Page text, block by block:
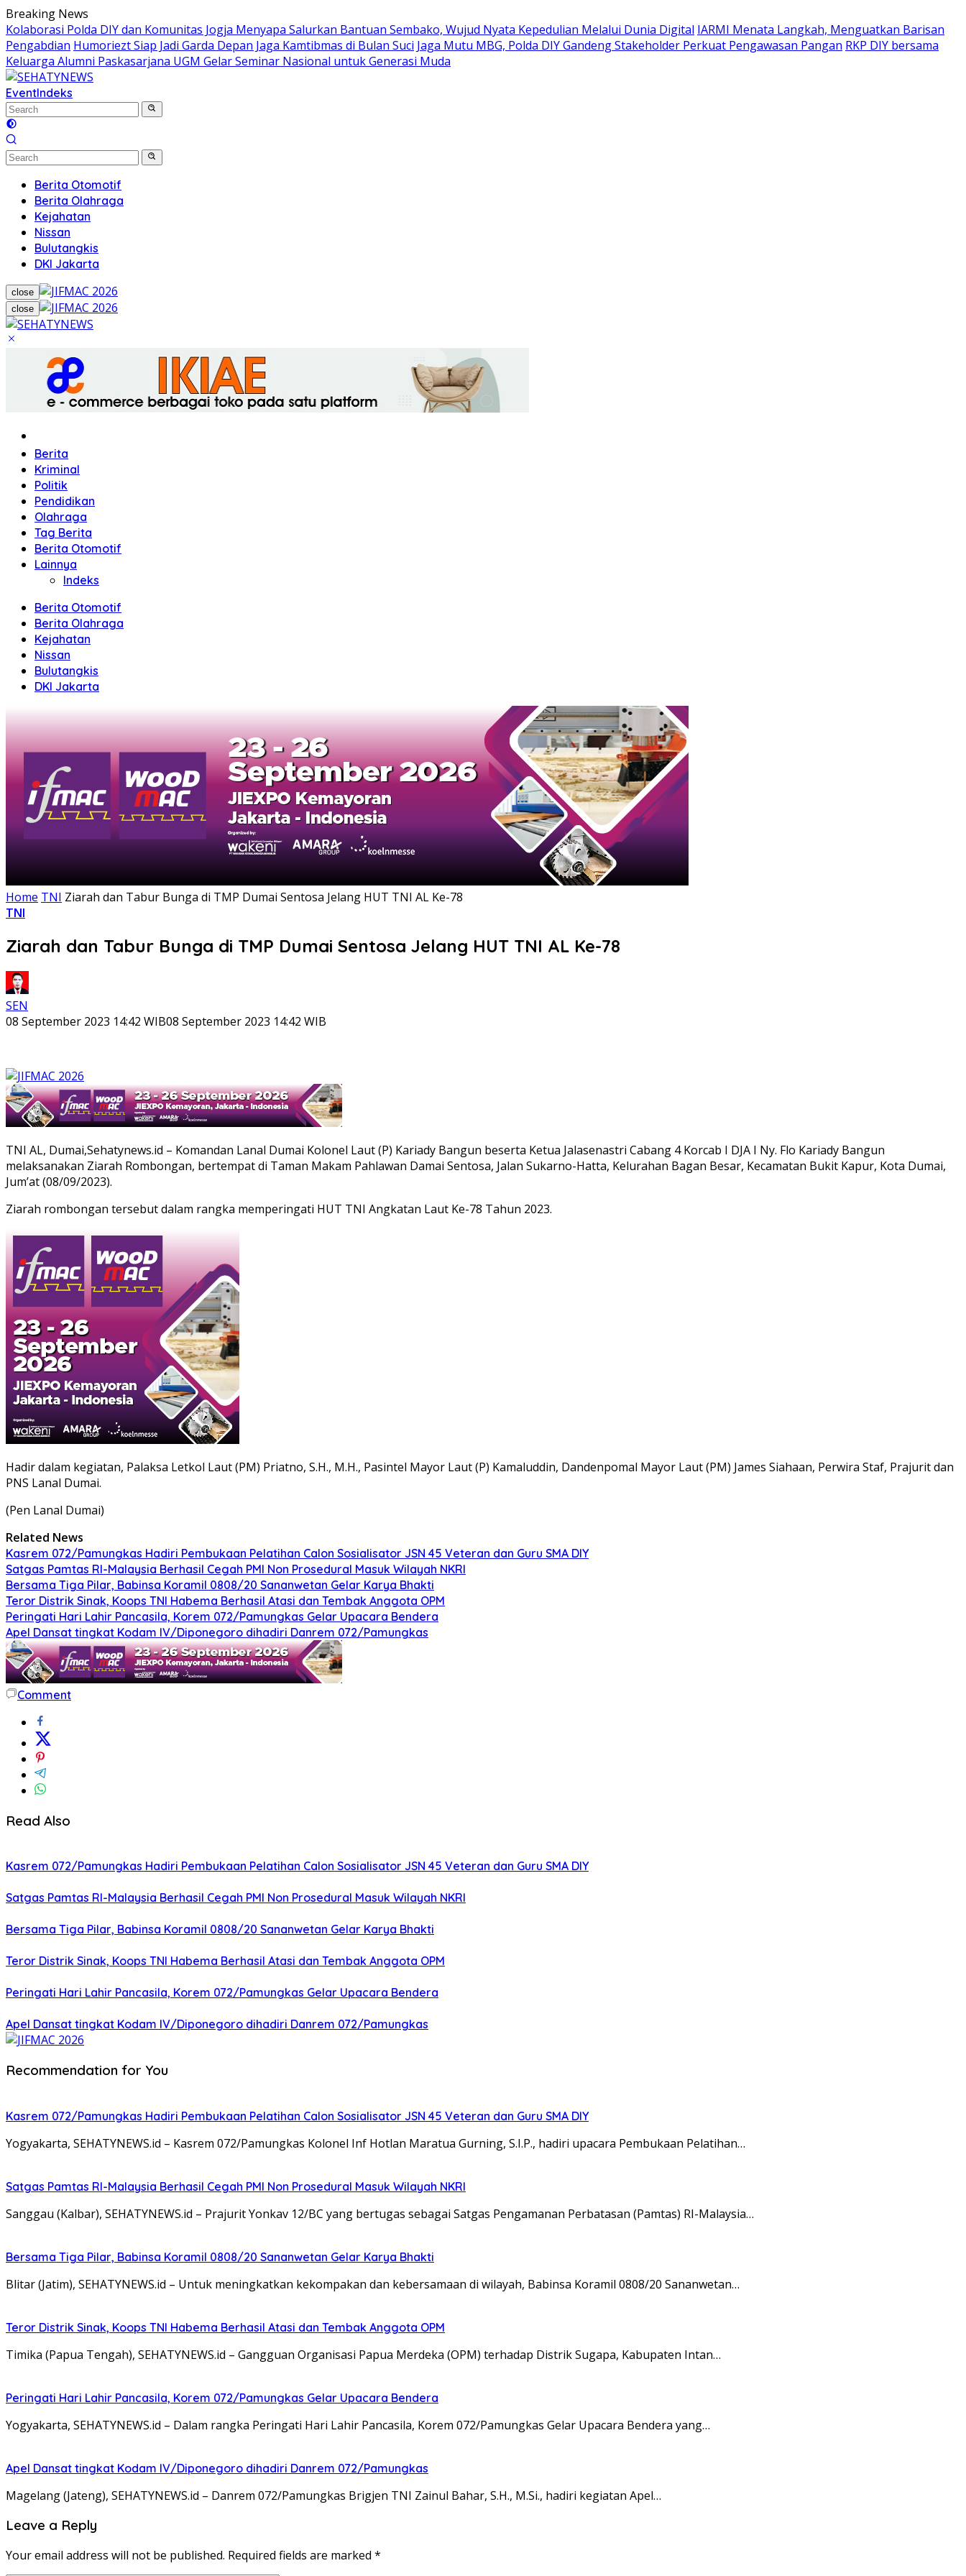
Skip
to
content
Breaking News
Kolaborasi Polda DIY dan Komunitas Jogja Menyapa Salurkan Bantuan Sembako, Wujud Nyata Kepedulian Melalui Dunia Digital IARMI Menata Langkah, Menguatkan Barisan
Pengabdian Humoriezt Siap Jadi Garda Depan Jaga Kamtibmas di Bulan Suci Jaga Mutu MBG, Polda DIY Gandeng Stakeholder Perkuat Pengawasan Pangan RKP DIY bersama
Keluarga Alumni Paskasarjana UGM Gelar Seminar Nasional untuk Generasi Muda
EventIndeks
Berita Otomotif
Berita Olahraga
Kejahatan
Nissan
Bulutangkis
DKI Jakarta
close
close
Berita
Kriminal
Politik
Pendidikan
Olahraga
Tag Berita
Berita Otomotif
Lainnya
Indeks
Berita Otomotif
Berita Olahraga
Kejahatan
Nissan
Bulutangkis
DKI Jakarta
Home TNI Ziarah dan Tabur Bunga di TMP Dumai Sentosa Jelang HUT TNI AL Ke-78
TNI
Ziarah dan Tabur Bunga di TMP Dumai Sentosa Jelang HUT TNI AL Ke-78
SEN
08 September 2023 14:42 WIB08 September 2023 14:42 WIB
TNI AL, Dumai,Sehatynews.id – Komandan Lanal Dumai Kolonel Laut (P) Kariady Bangun beserta Ketua Jalasenastri Cabang 4 Korcab I DJA I Ny. Flo Kariady Bangun
melaksanakan Ziarah Rombongan, bertempat di Taman Makam Pahlawan Damai Sentosa, Jalan Sukarno-Hatta, Kelurahan Bagan Besar, Kecamatan Bukit Kapur, Kota Dumai,
Jum’at (08/09/2023).
Ziarah rombongan tersebut dalam rangka memperingati HUT TNI Angkatan Laut Ke-78 Tahun 2023.
Hadir dalam kegiatan, Palaksa Letkol Laut (PM) Priatno, S.H., M.H., Pasintel Mayor Laut (P) Kamaluddin, Dandenpomal Mayor Laut (PM) James Siahaan, Perwira Staf, Prajurit dan
PNS Lanal Dumai.
(Pen Lanal Dumai)
Related News
Kasrem 072/Pamungkas Hadiri Pembukaan Pelatihan Calon Sosialisator JSN 45 Veteran dan Guru SMA DIY
Satgas Pamtas RI-Malaysia Berhasil Cegah PMI Non Prosedural Masuk Wilayah NKRI
Bersama Tiga Pilar, Babinsa Koramil 0808/20 Sananwetan Gelar Karya Bhakti
Teror Distrik Sinak, Koops TNI Habema Berhasil Atasi dan Tembak Anggota OPM
Peringati Hari Lahir Pancasila, Korem 072/Pamungkas Gelar Upacara Bendera
Apel Dansat tingkat Kodam lV/Diponegoro dihadiri Danrem 072/Pamungkas
Comment
Read Also
Kasrem 072/Pamungkas Hadiri Pembukaan Pelatihan Calon Sosialisator JSN 45 Veteran dan Guru SMA DIY
Satgas Pamtas RI-Malaysia Berhasil Cegah PMI Non Prosedural Masuk Wilayah NKRI
Bersama Tiga Pilar, Babinsa Koramil 0808/20 Sananwetan Gelar Karya Bhakti
Teror Distrik Sinak, Koops TNI Habema Berhasil Atasi dan Tembak Anggota OPM
Peringati Hari Lahir Pancasila, Korem 072/Pamungkas Gelar Upacara Bendera
Apel Dansat tingkat Kodam lV/Diponegoro dihadiri Danrem 072/Pamungkas
Recommendation for You
Kasrem 072/Pamungkas Hadiri Pembukaan Pelatihan Calon Sosialisator JSN 45 Veteran dan Guru SMA DIY
Yogyakarta, SEHATYNEWS.id – Kasrem 072/Pamungkas Kolonel Inf Hotlan Maratua Gurning, S.I.P., hadiri upacara Pembukaan Pelatihan…
Satgas Pamtas RI-Malaysia Berhasil Cegah PMI Non Prosedural Masuk Wilayah NKRI
Sanggau (Kalbar), SEHATYNEWS.id – Prajurit Yonkav 12/BC yang bertugas sebagai Satgas Pengamanan Perbatasan (Pamtas) RI-Malaysia…
Bersama Tiga Pilar, Babinsa Koramil 0808/20 Sananwetan Gelar Karya Bhakti
Blitar (Jatim), SEHATYNEWS.id – Untuk meningkatkan kekompakan dan kebersamaan di wilayah, Babinsa Koramil 0808/20 Sananwetan…
Teror Distrik Sinak, Koops TNI Habema Berhasil Atasi dan Tembak Anggota OPM
Timika (Papua Tengah), SEHATYNEWS.id – Gangguan Organisasi Papua Merdeka (OPM) terhadap Distrik Sugapa, Kabupaten Intan…
Peringati Hari Lahir Pancasila, Korem 072/Pamungkas Gelar Upacara Bendera
Yogyakarta, SEHATYNEWS.id – Dalam rangka Peringati Hari Lahir Pancasila, Korem 072/Pamungkas Gelar Upacara Bendera yang…
Apel Dansat tingkat Kodam lV/Diponegoro dihadiri Danrem 072/Pamungkas
Magelang (Jateng), SEHATYNEWS.id – Danrem 072/Pamungkas Brigjen TNI Zainul Bahar, S.H., M.Si., hadiri kegiatan Apel…
Leave a Reply
Your email address will not be published. Required fields are marked *